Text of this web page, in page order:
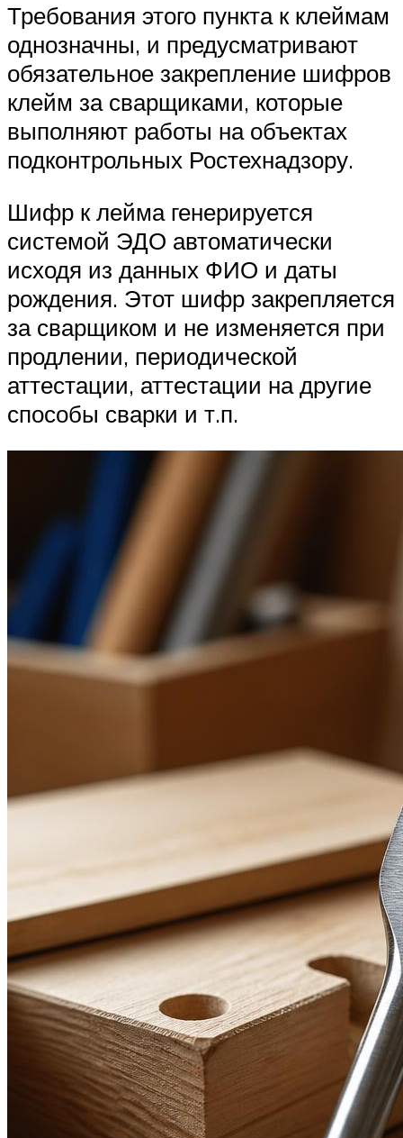
Требования этого пункта к клеймам
однозначны, и предусматривают
обязательное закрепление шифров
клейм за сварщиками, которые
выполняют работы на объектах
подконтрольных Ростехнадзору.
Шифр к лейма генерируется
системой ЭДО автоматически
исходя из данных ФИО и даты
рождения. Этот шифр закрепляется
за сварщиком и не изменяется при
продлении, периодической
аттестации, аттестации на другие
способы сварки и т.п.